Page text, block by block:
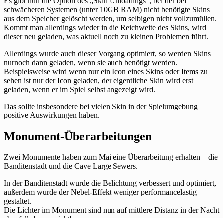
schwächeren Systemen (unter 10GB RAM) nicht benötigte Skins
aus dem Speicher gelöscht werden, um selbigen nicht vollzumüllen.
Kommt man allerdings wieder in die Reichweite des Skins, wird
dieser neu geladen, was aktuell noch zu kleinen Problemen führt.
Allerdings wurde auch dieser Vorgang optimiert, so werden Skins
nurnoch dann geladen, wenn sie auch benötigt werden.
Beispielsweise wird wenn nur ein Icon eines Skins oder Items zu
sehen ist nur der Icon geladen, der eigentliche Skin wird erst
geladen, wenn er im Spiel selbst angezeigt wird.
Das sollte insbesondere bei vielen Skin in der Spielumgebung
positive Auswirkungen haben.
Monument-Überarbeitungen
Zwei Monumente haben zum Mai eine Überarbeitung erhalten – die
Banditenstadt und die Cave Large Sewers.
In der Banditenstadt wurde die Belichtung verbessert und optimiert,
außerdem wurde der Nebel-Effekt weniger performancelastig
gestaltet.
Die Lichter im Monument sind nun auf mittlere Distanz in der Nacht